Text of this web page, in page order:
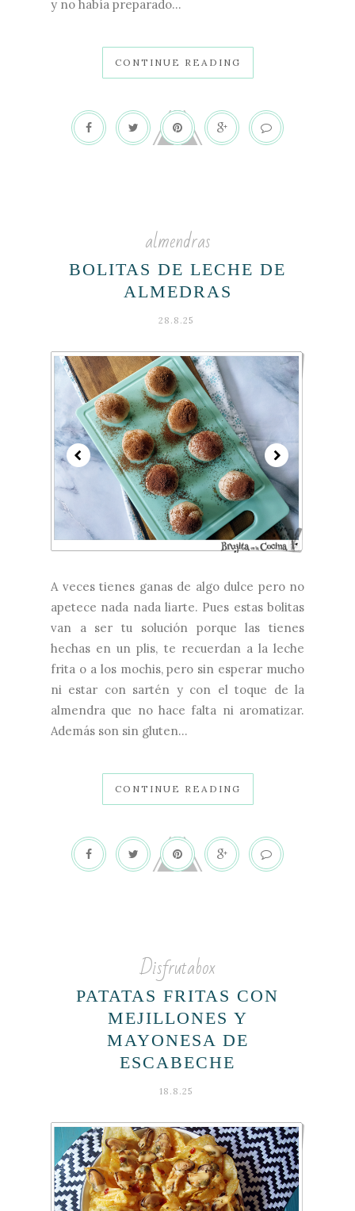
y no había preparado...
CONTINUE READING
almendras
BOLITAS DE LECHE DE
ALMEDRAS
28.8.25
A veces tienes ganas de algo dulce pero no
apetece nada nada liarte. Pues estas bolitas
van a ser tu solución porque las tienes
hechas en un plis, te recuerdan a la leche
frita o a los mochis, pero sin esperar mucho
ni estar con sartén y con el toque de la
almendra que no hace falta ni aromatizar.
Además son sin gluten...
CONTINUE READING
Disfrutabox
PATATAS FRITAS CON
MEJILLONES Y
MAYONESA DE
ESCABECHE
18.8.25